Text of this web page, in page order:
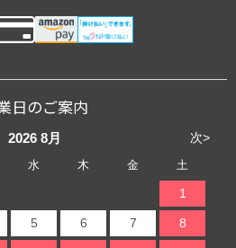
日のご案内
次>
2026 8月
水 木 金 土
1
5 6 7 8